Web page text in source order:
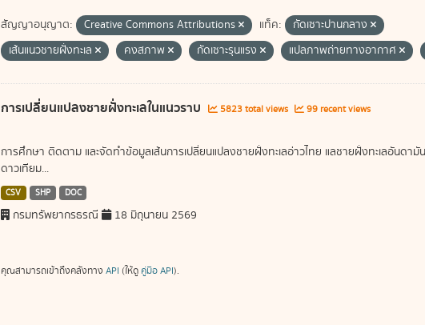
สัญญาอนุญาต: Creative Commons Attributions แท็ค:
กัดเซาะปานกลาง
เส้นแนวชายฝั่งทะเล
คงสภาพ กัดเซาะรุนแรง แปลภาพถ่ายทางอากาศ
การเปลี่ยนแปลงชายฝั่งทะเลในแนวราบ 5823 total views 99 recent views
การศึกษา ติดตาม และจัดทำข้อมูลเส้นการเปลี่ยนแปลงชายฝั่งทะเลอ่าวไทย แลชายฝั่งทะเลอันด
ดาวเทียม...
CSV SHP DOC
กรมทรัพยากรธรณี 18 มิถุนายน 2569
คุณสามารถเข้าถึงคลังทาง API (ให้ดู คู่มือ API).